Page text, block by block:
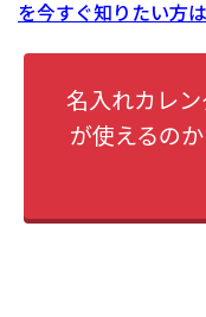
を今すぐ知りたい方
名入れカレ
が使えるの